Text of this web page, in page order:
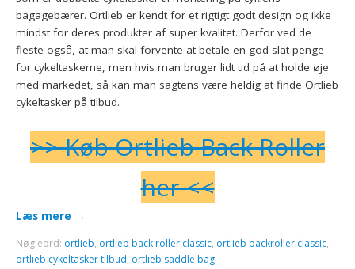
bagagebærer. Ortlieb er kendt for et rigtigt godt design og ikke
mindst for deres produkter af super kvalitet. Derfor ved de
fleste også, at man skal forvente at betale en god slat penge
for cykeltaskerne, men hvis man bruger lidt tid på at holde øje
med markedet, så kan man sagtens være heldig at finde Ortlieb
cykeltasker på tilbud.
>> Køb Ortlieb Back Roller
her <<
Læs mere →
Nøgleord: ortlieb, ortlieb back roller classic, ortlieb backroller classic,
ortlieb cykeltasker tilbud, ortlieb saddle bag